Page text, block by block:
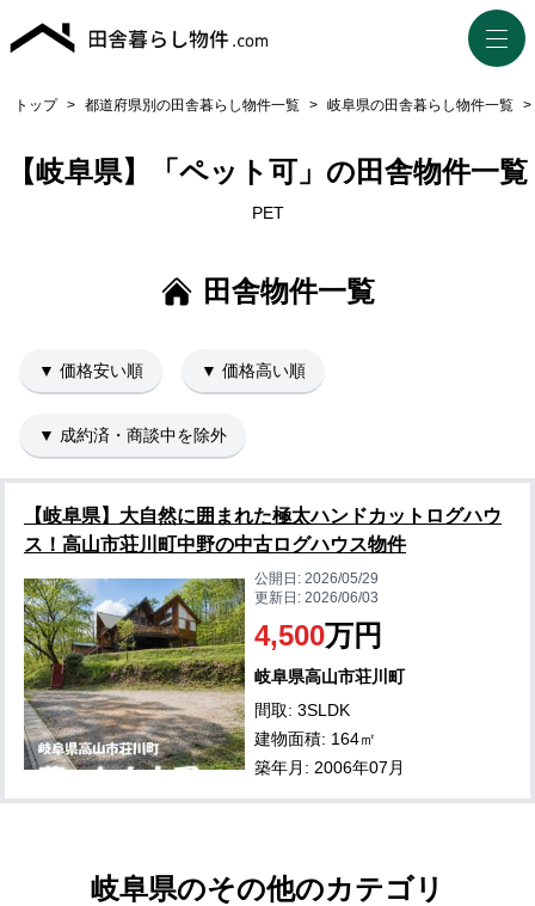
トップ > 都道府県別の田舎暮らし物件一覧 > 岐阜県の田舎暮らし物件一覧 >
【岐阜県】「ペット可」の田舎物件一覧
PET
田舎物件一覧
▼ 価格安い順 ▼ 価格高い順
▼ 成約済・商談中を除外
【岐阜県】大自然に囲まれた極太ハンドカットログハウ
ス！高山市荘川町中野の中古ログハウス物件
公開日:2026/05/29
更新日:2026/06/03
4,500万円
岐阜県高山市荘川町
間取: 3SLDK
建物面積: 164㎡
築年月: 2006年07月
岐阜県のその他のカテゴリ